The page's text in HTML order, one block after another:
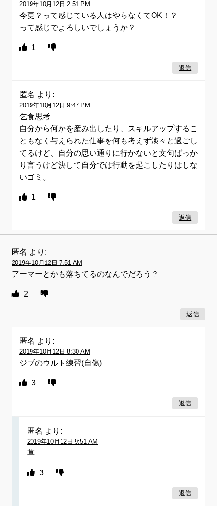
2019年10月12日 2:51 PM
今更？って感じている人はやらなくてOK！？
って感じでよろしいでしょうか？
1
返信
匿名 より:
2019年10月12日 9:47 PM
乞食思考
自分から何かを産み出したり、スキルアップするこ
ともなく与えられた仕事を何も考えず淡々と過ごし
てるけど、自分の思い通りに行かないと文句ばっか
り言うけど決して自分では行動を起こしたりはしな
いゴミ。
1
返信
匿名 より:
2019年10月12日 7:51 AM
アーマーとかも落ちてるのなんでだろう？
2
返信
匿名 より:
2019年10月12日 8:30 AM
ジブのウルト練習(自傷)
3
返信
匿名 より:
2019年10月12日 9:51 AM
草
3
返信